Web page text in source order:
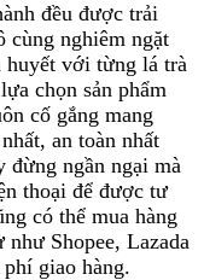
đều được trải
cùng nghiêm ngặt
huyết với từng lá trà
chọn sản phẩm
cố gắng mang
an toàn nhất
đừng ngần ngại mà
thoại để được tư
có thể mua hàng
Shopee, Lazada
giao hàng.